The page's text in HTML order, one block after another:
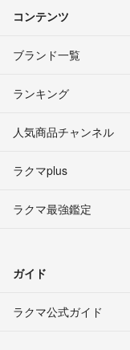
コンテンツ
ブランド一覧
ランキング
人気商品チャンネル
ラクマplus
ラクマ最強鑑定
ガイド
ラクマ公式ガイド